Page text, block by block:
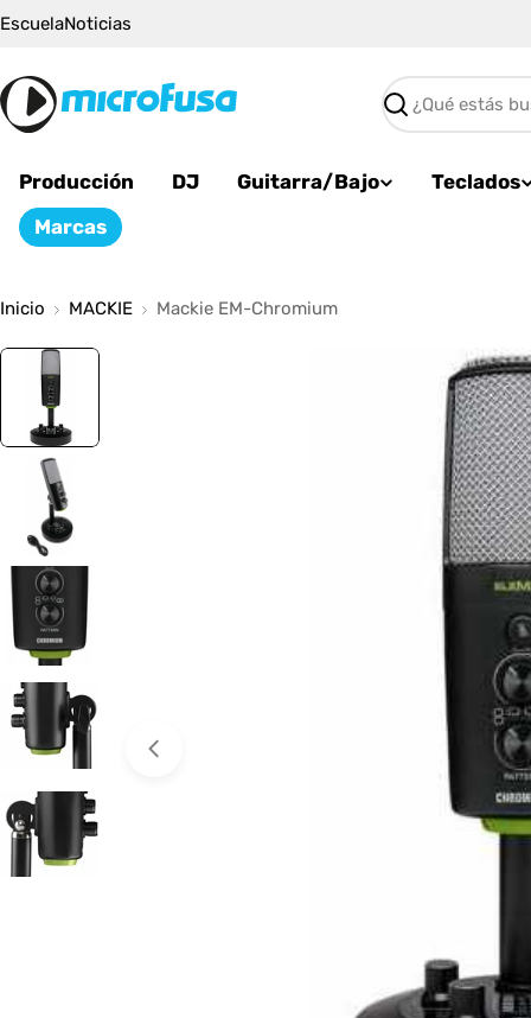
Saltar
EscuelaNoticias
Buscar
Producción DJ Guitarra/Bajo Teclados
Marcas
Inicio MACKIE Mackie EM-Chromium
Abrir medios 0 en modal